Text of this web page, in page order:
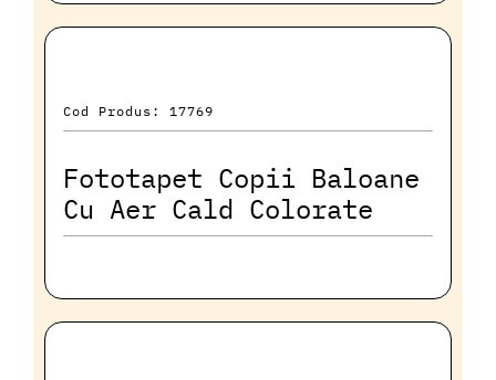
Cod Produs: 17769
Fototapet Copii Baloane
Cu Aer Cald Colorate